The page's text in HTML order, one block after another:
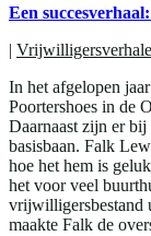
Een
|
In het afgelopen
Poortershoes in de
Daarnaast zijn er bij
basisbaan. Falk
hoe het hem is
het voor veel
vrijwilligersbestand
maakte Falk de